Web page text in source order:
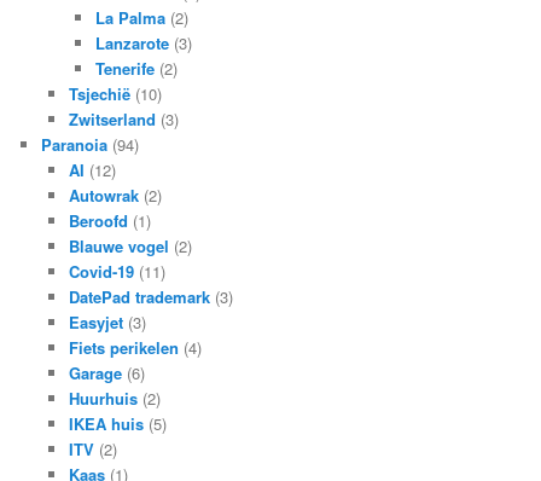
La Palma (2)
Lanzarote (3)
Tenerife (2)
Tsjechië(10)
Zwitserland (3)
Paranoia (94)
AI (12)
Autowrak(2)
Beroofd (1)
Blauwe vogel (2)
Covid-19(11)
DatePad trademark(3)
Easyjet(3)
Fiets perikelen (4)
Garage(6)
Huurhuis(2)
IKEA huis(5)
ITV(2)
Kaas(1)